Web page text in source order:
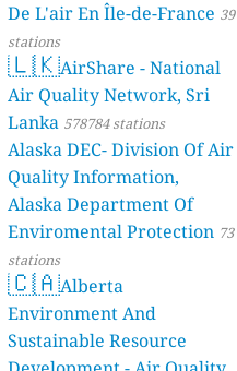
De L'air En Île-de-France 39
stations
🇱🇰AirShare - National
Air Quality Network, Sri
Lanka 578784 stations
Alaska DEC- Division Of Air
Quality Information,
Alaska Department Of
Enviromental Protection 73
stations
🇨🇦Alberta
Environment And
Sustainable Resource